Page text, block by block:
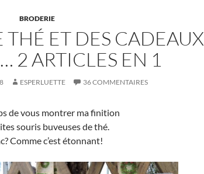
BRODERIE
THÉ ET DES CADEAUX
2 ARTICLES EN 1
ESPERLUETTE 36 COMMENTAIRES
de vous montrer ma finition
souris buveuses de thé.
Comme c’est étonnant!